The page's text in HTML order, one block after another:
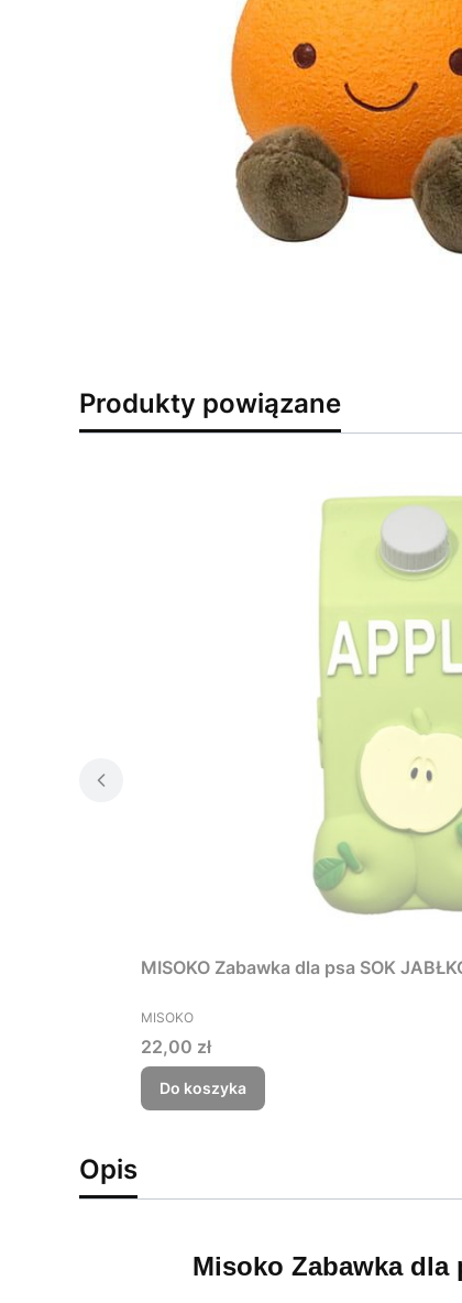
Produkty powiązane
MISOKO Zabawka dla psa SOK
PRODUCENT
MISOKO
Cena
22,00 zł
Do koszyka
Opis
Misoko Zabawka dla